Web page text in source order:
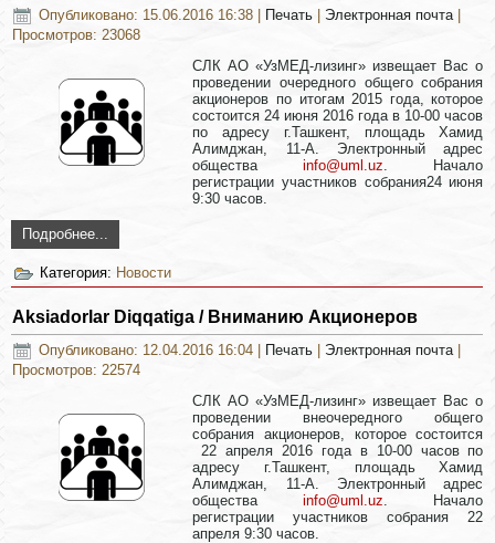
Опубликовано: 15.06.2016 16:38 Печать Электронная почта
Просмотров: 23068
СЛК АО «УзМЕД-лизинг» извещает Вас о
проведении очередного общего собрания
акционеров по итогам 2015 года, которое
состоится 24 июня 2016 года в 10-00 часов
по адресу г.Ташкент, площадь Хамид
Алимджан, 11-А. Электронный адрес
обществаinfo@uml.uz . Начало
регистрации участников собрания24 июня
9:30 часов.
Подробнее...
Категория: Новости
Aksiadorlar Diqqatiga / Вниманию Акционеров
Опубликовано: 12.04.2016 16:04 Печать Электронная почта
Просмотров: 22574
СЛК АО «УзМЕД-лизинг» извещает Вас о
проведении внеочередного общего
собрания акционеров, которое состоится
22 апреля 2016 года в 10-00 часов по
адресу г.Ташкент, площадь Хамид
Алимджан, 11-А. Электронный адрес
обществаinfo@uml.uz . Начало
регистрации участников собрания 22
апреля 9:30 часов.